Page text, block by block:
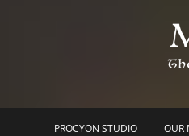
PROCYON STUDIO OUR